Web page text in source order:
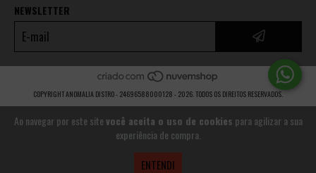
Ao navegar por este sitevocê aceita o uso de cookies para agilizar a sua
experiência de compra.
ENTENDI
NEWSLETTER
COPYRIGHT ANOMALIA DISTRO - 24696588000128 - 2026. TODOS OS DIREITOS RESERVADOS.